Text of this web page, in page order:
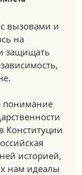
с вызовами и
на
защищать
понимание
Конституции
историей,
нам идеалы